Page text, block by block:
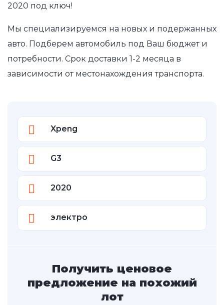
2020 под ключ!
Мы специализируемся на новых и подержанных
авто. Подберем автомобиль под Ваш бюджет и
потребности. Срок доставки 1-2 месяца в
зависимости от местонахождения транспорта.
Xpeng
G3
2020
электро
Получить ценовое
предложение на похожий
лот